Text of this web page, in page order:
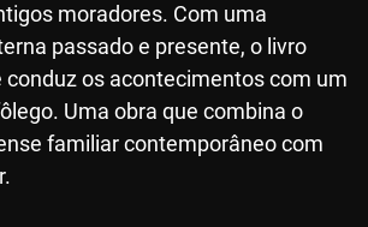
moradores. Com uma
passado e presente, o livro
conduz os acontecimentos com um
Uma obra que combina o
familiar contemporâneo com